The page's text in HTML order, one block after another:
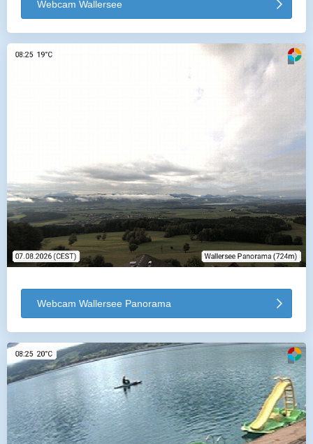
Webcam Wallersee
Webcam Wallersee Panorama